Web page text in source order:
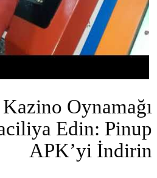
Oynamağı
Edin: Pinup
APK’yi İndirin